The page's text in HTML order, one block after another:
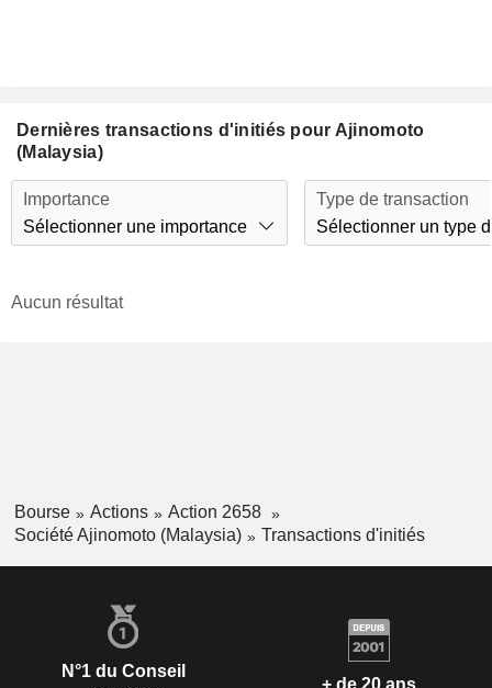
Dernières transactions d'initiés pour Ajinomoto
(Malaysia)
Importance
Sélectionner une importance
Type de transaction
Sélectionner un type
Aucun résultat
Bourse Actions
Action 2658
Société Ajinomoto (Malaysia)
Transactions d'initiés
N°1 du Conseil